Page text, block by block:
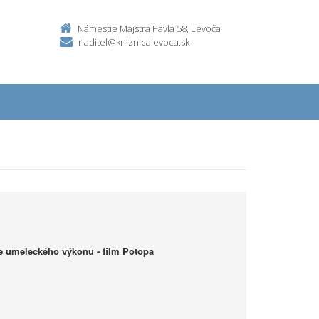
Námestie Majstra Pavla 58, Levoča
riaditel@kniznicalevoca.sk
umeleckého výkonu - film Potopa